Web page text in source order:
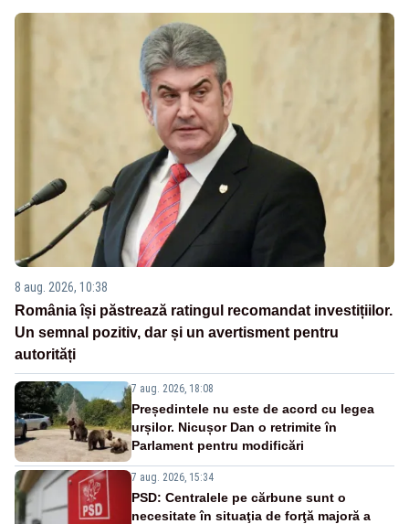
8 aug. 2026, 10:38
România își păstrează ratingul recomandat investițiilor.
Un semnal pozitiv, dar și un avertisment pentru
autorități
7 aug. 2026, 18:08
Președintele nu este de acord cu legea
urșilor. Nicușor Dan o retrimite în
Parlament pentru modificări
7 aug. 2026, 15:34
PSD: Centralele pe cărbune sunt o
necesitate în situaţia de forţă majoră a